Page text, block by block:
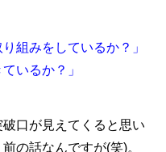
組みをしているか？」
いるか？」
口が見えてくると思い
の話なんですが(笑)。